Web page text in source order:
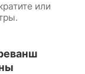
или